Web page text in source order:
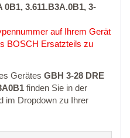
0B1, 3.611.B3A.0B1, 3-
auf Ihrem Gerät
BOSCH Ersatzteils zu
Gerätes GBH 3-28 DRE
finden Sie in der
im Dropdown zu Ihrer